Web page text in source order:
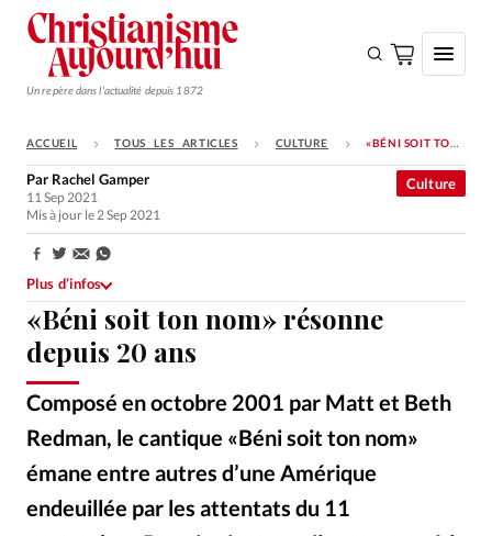
Un repère dans l'actualité depuis 1872
S'ABONNER
Monde
Opinions
Tous les articles
Faire un don
Emploi
Se connecter
ACCUEIL TOUS LES ARTICLES CULTURE «BÉNI SOIT TON NOM» RÉSONNE DEPUIS 20 ANS
«Béni soit ton nom» résonne
depuis 20 ans
Composé en octobre 2001 par Matt et Beth
Redman, le cantique «Béni soit ton nom»
émane entre autres d’une Amérique
endeuillée par les attentats du 11
Culture
Par Rachel Gamper
11 Sep 2021
Mis à jour le 2 Sep 2021
Partager:
Plus d’infos